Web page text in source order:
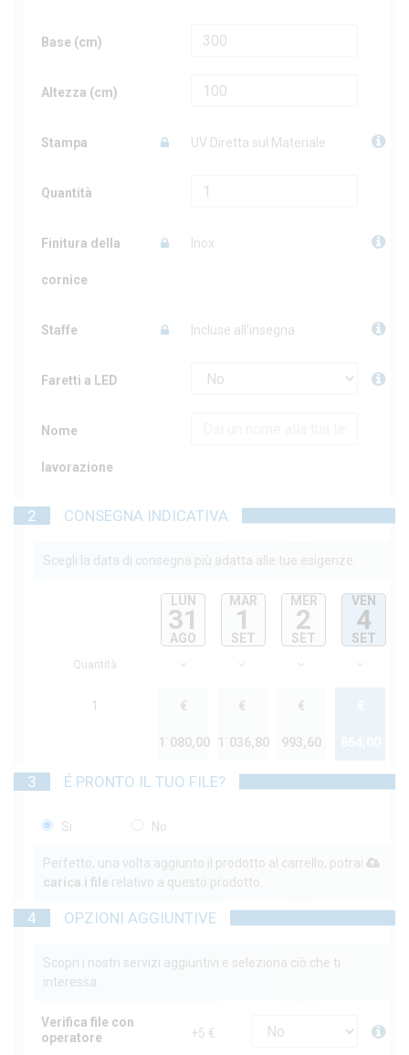
Base (cm)
Altezza (cm)
Stampa UV Diretta sul Materiale
Quantità
Finitura della
cornice
Inox
Staffe Incluse all'insegna
Faretti a LED
Nome
lavorazione
2 CONSEGNA INDICATIVA
Scegli la data di consegna più adatta alle tue esigenze.
LUN
31
AGO
MAR
1
SET
MER
2
SET
VEN
4
SET
Quantità
1 €
1˙080,00
€
1˙036,80
€
993,60
3 É PRONTO IL TUO FILE?
Si No
Perfetto, una volta aggiunto il prodotto al carrello, potrai
carica i file relativo a questo prodotto.
4 OPZIONI AGGIUNTIVE
Scopri i nostri servizi aggiuntivi e seleziona ciò che ti
interessa.
Verifica file con
operatore
+5 €